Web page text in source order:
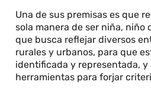
Una de sus premisas es que
sola manera de ser niña, niño
que busca reflejar diversos
rurales y urbanos, para que
identificada y representada, y
herramientas para forjar